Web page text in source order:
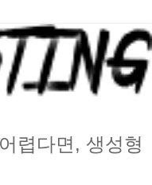
렵다면, 생성형